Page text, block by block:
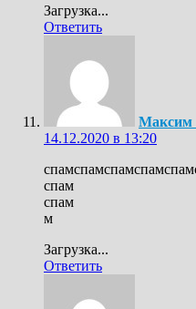
Загрузка...
Ответить
Максим
14.12.2020 в 13:20
спам
спам
м
Загрузка...
Ответить